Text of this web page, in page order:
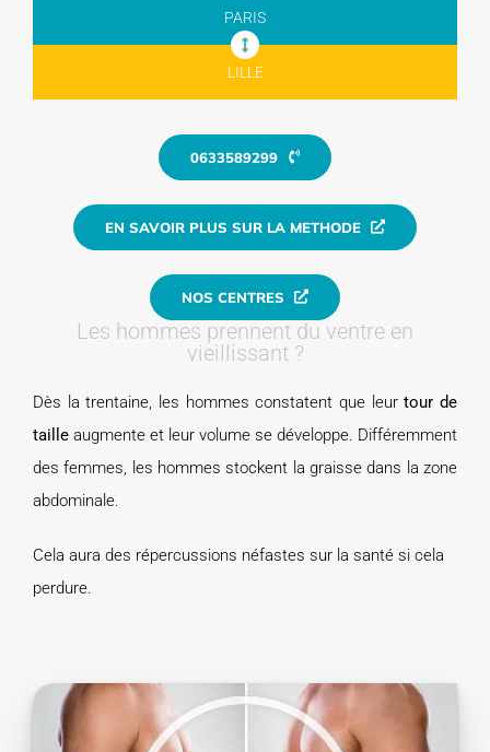
PARIS
LILLE
0633589299
EN SAVOIR PLUS SUR LA METHODE
NOS CENTRES
Les hommes prennent du ventre en
vieillissant ?
Dès la trentaine, les hommes constatent que leurtour de
taille augmente et leur volume se développe. Différemment
des femmes, les hommes stockent la graisse dans la zone
abdominale.
Cela aura des répercussions néfastes sur la santé si cela
perdure.